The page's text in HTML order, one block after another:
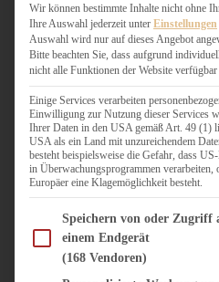
FIX
PASTA
PIZZA,
Wir können bestimmte Inhalte nicht ohne
Ihre Auswahl jederzeit unter Einstellungen
Auswahl wird nur auf dieses Angebot
Bitte beachten Sie, dass aufgrund
nicht alle Funktionen der Website verfügbar
Einige Services verarbeiten
Einwilligung zur Nutzung dieser Services
Ihrer Daten in den USA gemäß Art. 49 (1)
USA als ein Land mit unzureichendem
besteht beispielsweise die Gefahr, dass
in Überwachungsprogrammen verarbeiten,
Europäer eine Klagemöglichkeit besteht.
Im Folgenden finden Sie eine Liste der
Speichern von oder
einem Endgerät
(168 Vendoren)